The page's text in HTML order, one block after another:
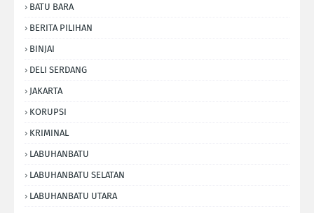
BATU BARA
BERITA PILIHAN
BINJAI
DELI SERDANG
JAKARTA
KORUPSI
KRIMINAL
LABUHANBATU
LABUHANBATU SELATAN
LABUHANBATU UTARA